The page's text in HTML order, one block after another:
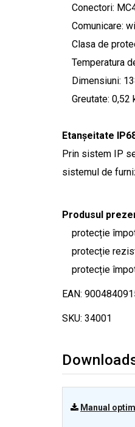
Conectori:
Comunicare:
Clasa de
Temperatura
Dimensiuni:
Greutate: 0,52
Etanșeitate
Prin sistem IP
sistemul de
Produsul
protecție
protecție
protecție
EAN:
SKU: 34001
Manual